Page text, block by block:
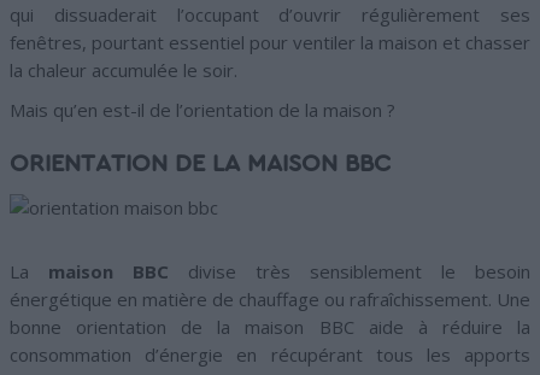
qui dissuaderait l’occupant d’ouvrir régulièrement ses
fenêtres, pourtant essentiel pour ventiler la maison et chasser
la chaleur accumulée le soir.
Mais qu’en est-il de l’orientation de la maison ?
ORIENTATION DE LA MAISON BBC
La maison BBC divise très sensiblement le besoin
énergétique en matière de chauffage ou rafraîchissement. Une
bonne orientation de la maison BBC aide à réduire la
consommation d’énergie en récupérant tous les apports